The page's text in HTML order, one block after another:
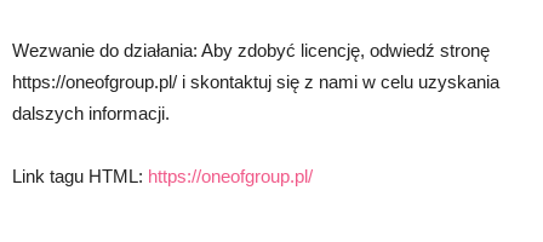
Wezwanie do działania: Aby zdobyć licencję, odwiedź stronę
https://oneofgroup.pl/ i skontaktuj się z nami w celu uzyskania
dalszych informacji.
Link tagu HTML: https://oneofgroup.pl/